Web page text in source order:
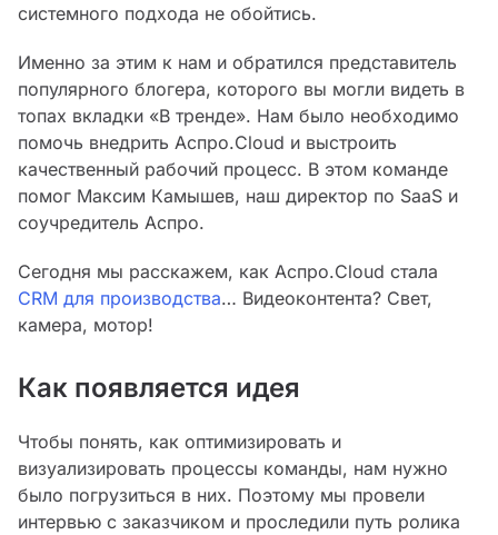
системного подхода не обойтись.
Именно за этим к нам и обратился представитель
популярного блогера, которого вы могли видеть в
топах вкладки «В тренде». Нам было необходимо
помочь внедрить Аспро.Cloud и выстроить
качественный рабочий процесс. В этом команде
помог Максим Камышев, наш директор по SaaS и
соучредитель Аспро.
Сегодня мы расскажем, как Аспро.Cloud стала
CRM для производства… Видеоконтента? Свет,
камера, мотор!
Как появляется идея
Чтобы понять, как оптимизировать и
визуализировать процессы команды, нам нужно
было погрузиться в них. Поэтому мы провели
интервью с заказчиком и проследили путь ролика